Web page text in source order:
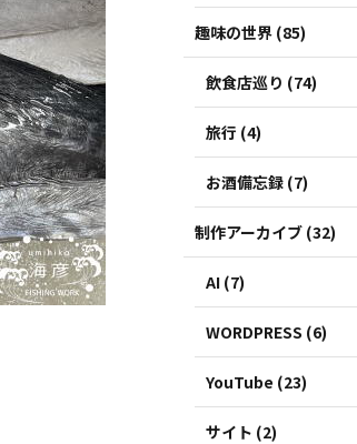
趣味の世界 (85)
飲食店巡り (74)
旅行 (4)
お酒備忘録 (7)
制作アーカイブ (32)
AI (7)
WORDPRESS (6)
YouTube (23)
サイト (2)